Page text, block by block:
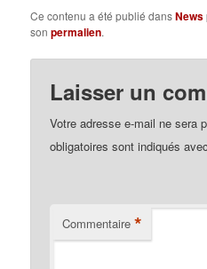
Ce contenu a été publié dansNews
sonpermalien.
Laisser un
Votre adresse e-mail ne sera
obligatoires sont indiqués
Commentaire *